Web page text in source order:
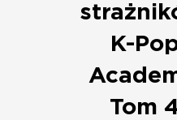
K-
Tom